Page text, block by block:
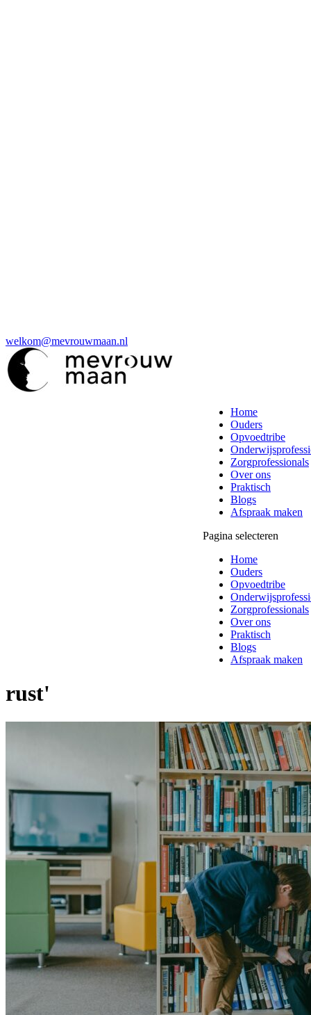
welkom@mevrouwmaan.nl
Home
Ouders
Opvoedtribe
Zorgprofessionals
Over ons
Praktisch
Blogs
Afspraak maken
Pagina selecteren
Home
Ouders
Opvoedtribe
Zorgprofessionals
Over ons
Praktisch
Blogs
Afspraak maken
rust'